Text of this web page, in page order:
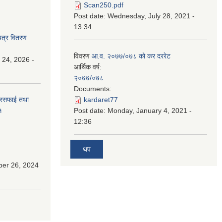
वितरण
24, 2026 -
तथा
26, 2024
Scan250.pdf
Post date: Wednesday, July 28, 2021 -
13:34
विवरण आ.व. २०७७/०७८ को कर दररेट
आर्थिक वर्ष:
२०७७/०७८
Documents:
kardaret77
Post date: Monday, January 4, 2021 -
12:36
थप